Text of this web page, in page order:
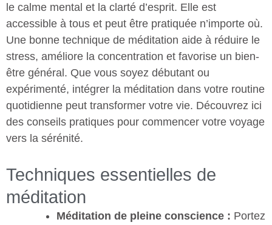
le calme mental et la clarté d’esprit. Elle est
accessible à tous et peut être pratiquée n’importe où.
Une bonne technique de méditation aide à réduire le
stress, améliore la concentration et favorise un bien-
être général. Que vous soyez débutant ou
expérimenté, intégrer la méditation dans votre routine
quotidienne peut transformer votre vie. Découvrez ici
des conseils pratiques pour commencer votre voyage
vers la sérénité.
Techniques essentielles de
méditation
Méditation de pleine conscience : Portez